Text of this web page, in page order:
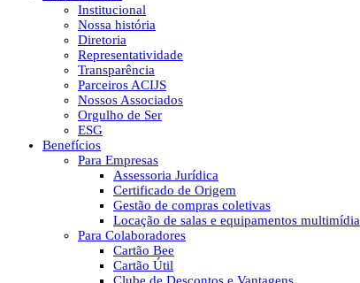
Institucional
Nossa história
Diretoria
Representatividade
Transparência
Parceiros ACIJS
Nossos Associados
Orgulho de Ser
ESG
Benefícios
Para Empresas
Assessoria Jurídica
Certificado de Origem
Gestão de compras coletivas
Locação de salas e equipamentos multimídia
Para Colaboradores
Cartão Bee
Cartão Útil